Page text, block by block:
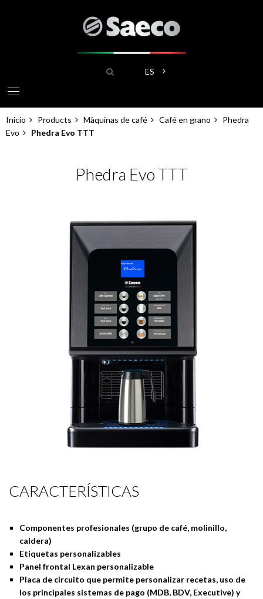
ES Lista adicional de acciones
Sobrescribir
navegación
Inicio Products Màquinas de café Café en grano
Phedra
Evo
Phedra Evo TTT
Phedra Evo TTT
CARACTERÍSTICAS
Componentes profesionales (grupo de café, molinillo,
caldera)
Etiquetas personalizables
Panel frontal Lexan personalizable
Placa de circuito que permite personalizar recetas, uso de
los principales sistemas de pago (MDB, BDV, Executive) y